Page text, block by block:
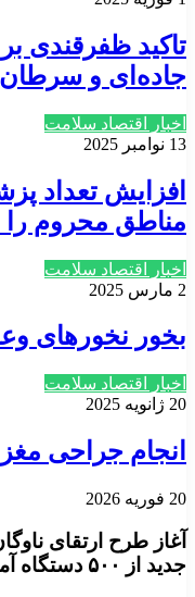
تاکید ظفرقندی
جاده‌ای و
اخبار اقتصاد سلامت
13 نوامبر 2025
افزایش تعداد
مناطق محروم
اخبار اقتصاد سلامت
2 مارس 2025
بخور نخورهای
اخبار اقتصاد سلامت
20 ژانویه 2025
انجام جراحی
20 فوریه 2026
جدید از ۵۰۰ دستگاه آمبولانس خریداری شده